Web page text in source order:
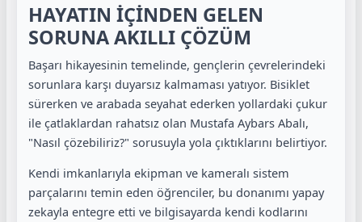
HAYATIN İÇİNDEN GELEN
SORUNA AKILLI ÇÖZÜM
Başarı hikayesinin temelinde, gençlerin çevrelerindeki
sorunlara karşı duyarsız kalmaması yatıyor. Bisiklet
sürerken ve arabada seyahat ederken yollardaki çukur
ile çatlaklardan rahatsız olan Mustafa Aybars Abalı,
"Nasıl çözebiliriz?" sorusuyla yola çıktıklarını belirtiyor.
Kendi imkanlarıyla ekipman ve kameralı sistem
parçalarını temin eden öğrenciler, bu donanımı yapay
zekayla entegre etti ve bilgisayarda kendi kodlarını